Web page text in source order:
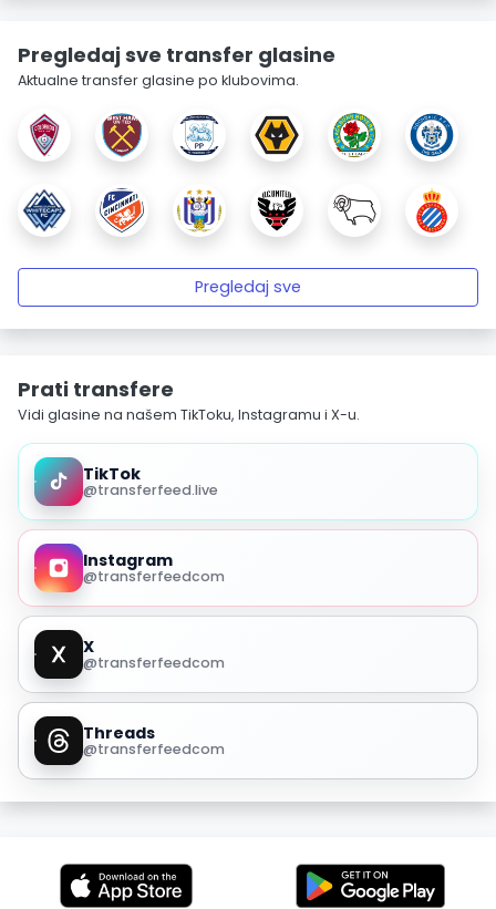
Pregledaj sve transfer glasine
Aktualne transfer glasine po klubovima.
Pregledaj sve
Prati transfere
Vidi glasine na našem TikToku, Instagramu i X-u.
TikTok
@transferfeed.live
Instagram
@transferfeedcom
X
@transferfeedcom
Threads
@transferfeedcom